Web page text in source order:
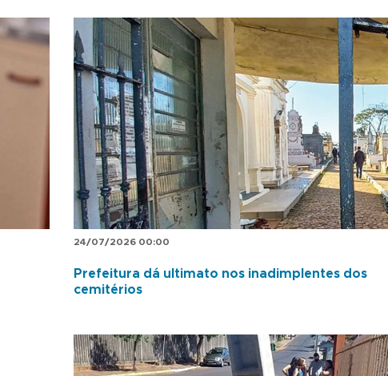
24/07/2026 00:00
Prefeitura dá ultimato nos inadimplentes dos
cemitérios